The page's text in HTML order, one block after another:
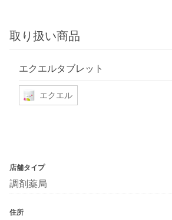
取り扱い商品
エクエルタブレット
エクエル
店舗タイプ
調剤薬局
住所